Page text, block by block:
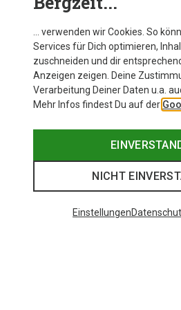
… verwenden wir Cookies. So
Services für Dich optimieren,
zuschneiden und dir
Anzeigen zeigen. Deine
Verarbeitung Deiner Daten u.a.
Mehr Infos findest Du auf der
NICHT
Einstellungen